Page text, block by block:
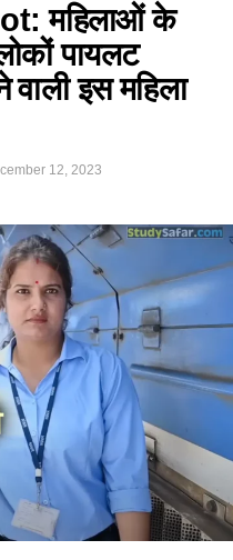
महिलाओं के
पायलट
इस महिला
12, 2023